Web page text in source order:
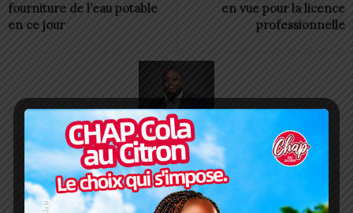
fourniture de l’eau potable
en ce jour
en vue pour la licence
professionnelle
Charbel SOSSOUVI
ARTICLES CONNEXES PLUS DE L'AUTEUR